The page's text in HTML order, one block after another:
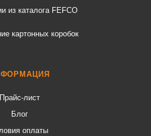
из каталога FEFCO
картонных коробок
Прайс-лист
Блог
оплаты